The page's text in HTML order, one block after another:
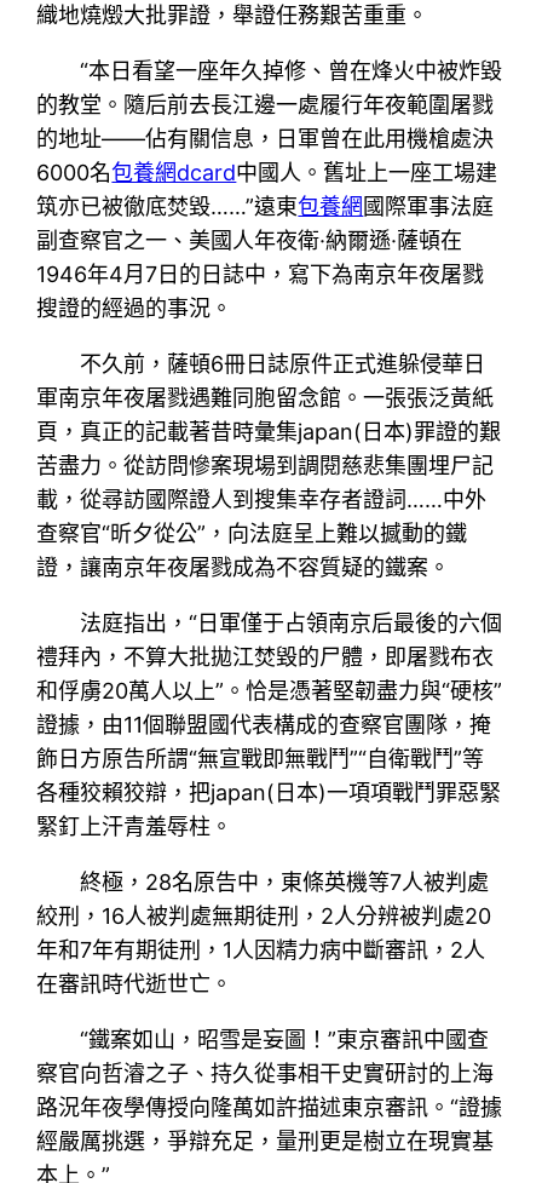
織地燒燬大批罪證，舉證任務艱苦重重。
“本日看望一座年久掉修、曾在烽火中被炸毀
的教堂。隨后前去長江邊一處履行年夜範圍屠戮
的地址——佔有關信息，日軍曾在此用機槍處決
6000名包養網dcard中國人。舊址上一座工場建
筑亦已被徹底焚毀……”遠東包養網國際軍事法庭
副查察官之一、美國人年夜衛·納爾遜·薩頓在
1946年4月7日的日誌中，寫下為南京年夜屠戮
搜證的經過的事況。
不久前，薩頓6冊日誌原件正式進躲侵華日
軍南京年夜屠戮遇難同胞留念館。一張張泛黃紙
頁，真正的記載著昔時彙集japan(日本)罪證的艱
苦盡力。從訪問慘案現場到調閱慈悲集團埋尸記
載，從尋訪國際證人到搜集幸存者證詞……中外
查察官“昕夕從公”，向法庭呈上難以撼動的鐵
證，讓南京年夜屠戮成為不容質疑的鐵案。
法庭指出，“日軍僅于占領南京后最後的六個
禮拜內，不算大批拋江焚毀的尸體，即屠戮布衣
和俘虜20萬人以上”。恰是憑著堅韌盡力與“硬核”
證據，由11個聯盟國代表構成的查察官團隊，掩
飾日方原告所謂“無宣戰即無戰鬥”“自衛戰鬥”等
各種狡賴狡辯，把japan(日本)一項項戰鬥罪惡緊
緊釘上汗青羞辱柱。
終極，28名原告中，東條英機等7人被判處
絞刑，16人被判處無期徒刑，2人分辨被判處20
年和7年有期徒刑，1人因精力病中斷審訊，2人
在審訊時代逝世亡。
“鐵案如山，昭雪是妄圖！”東京審訊中國查
察官向哲濬之子、持久從事相干史實研討的上海
路況年夜學傳授向隆萬如許描述東京審訊。“證據
經嚴厲挑選，爭辯充足，量刑更是樹立在現實基
本上。”